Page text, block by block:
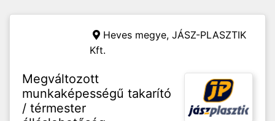
Heves megye, JÁSZ-PLASZTIK
Kft.
Megváltozott
munkaképességű takarító
/ térmester